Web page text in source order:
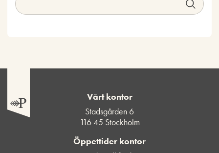
Vårt kontor
Stadsgården 6
116 45 Stockholm
Öppettider kontor